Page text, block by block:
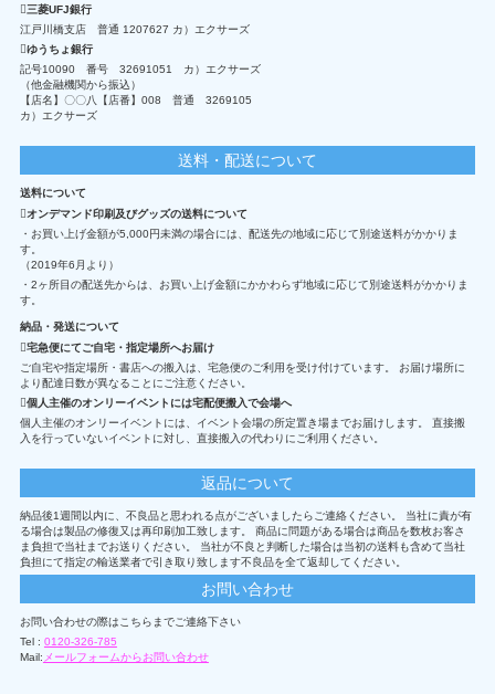
三菱UFJ銀行
江戸川橋支店 普通 1207627 カ）エクサーズ
ゆうちょ銀行
記号10090 番号 32691051 カ）エクサーズ
（他金融機関から振込）
【店名】〇〇八【店番】008 普通 3269105
カ）エクサーズ
送料・配送について
送料について
オンデマンド印刷及びグッズの送料について
・お買い上げ金額が5,000円未満の場合には、配送先の地域に応じて別途送料がかかりま
す。
（2019年6月より）
・2ヶ所目の配送先からは、お買い上げ金額にかかわらず地域に応じて別途送料がかかりま
す。
納品・発送について
宅急便にてご自宅・指定場所へお届け
ご自宅や指定場所・書店への搬入は、宅急便のご利用を受け付けています。 お届け場所に
より配達日数が異なることにご注意ください。
個人主催のオンリーイベントには宅配便搬入で会場へ
個人主催のオンリーイベントには、イベント会場の所定置き場までお届けします。 直接搬
入を行っていないイベントに対し、直接搬入の代わりにご利用ください。
返品について
納品後1週間以内に、不良品と思われる点がございましたらご連絡ください。 当社に責が有
る場合は製品の修復又は再印刷加工致します。 商品に問題がある場合は商品を数枚お客さ
ま負担で当社までお送りください。 当社が不良と判断した場合は当初の送料も含めて当社
負担にて指定の輸送業者で引き取り致します不良品を全て返却してください。
お問い合わせ
お問い合わせの際はこちらまでご連絡下さい
Tel : 0120-326-785
Mail: メールフォームからお問い合わせ